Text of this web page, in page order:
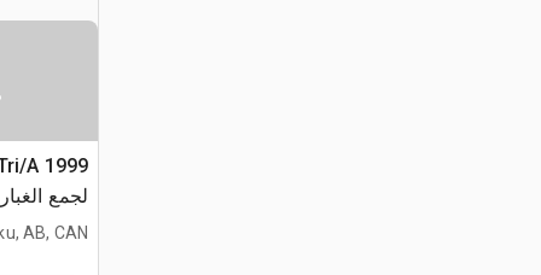
لجمع الغبار
AB, CAN